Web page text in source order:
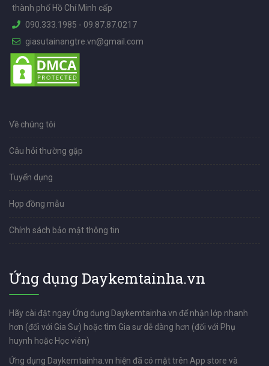
thành phố Hồ Chí Minh cấp
090.333.1985 - 09.87.87.0217
giasutainangtre.vn@gmail.com
Về chúng tôi
Câu hỏi thường gặp
Tuyển dụng
Hợp đồng mẫu
Chính sách bảo mật thông tin
Ứng dụng Daykemtainha.vn
Hãy cài đặt ngay Ứng dụng Daykemtainha.vn để nhận lớp nhanh
hơn (đối với Gia Sư) hoặc tìm Gia sư dễ dàng hơn (đối với Phụ
huynh hoặc Học viên)
Ứng dụng Daykemtainha.vn hiện đã có mặt trên App store và